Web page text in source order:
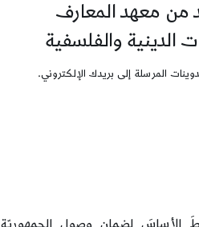
من معهد المعارف
الدينية والفلسفية
المرسلة إلى بريدك الإلكتروني.